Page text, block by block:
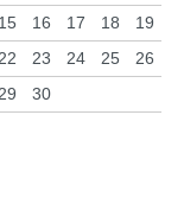
15 16 17 18
19
22 23 24 25
26
29 30